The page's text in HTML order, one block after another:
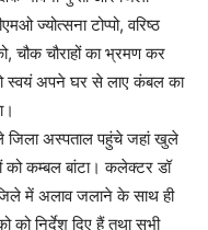
ज्योत्सना टोप्पो, वरिष्ठ
चौक चौराहों का भ्रमण कर
स्वयं अपने घर से लाए कंबल का
अस्पताल पहुंचे जहां खुले
कम्बल बांटा। कलेक्टर डॉ
में अलाव जलाने के साथ ही
निर्देश दिए हैं तथा सभी